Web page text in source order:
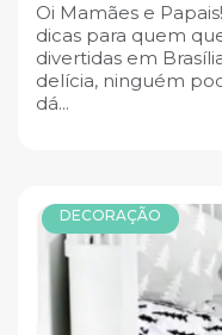
Oi Mamães e
dicas para quem
divertidas em
delícia, ninguém
dá...
DECORAÇÃO